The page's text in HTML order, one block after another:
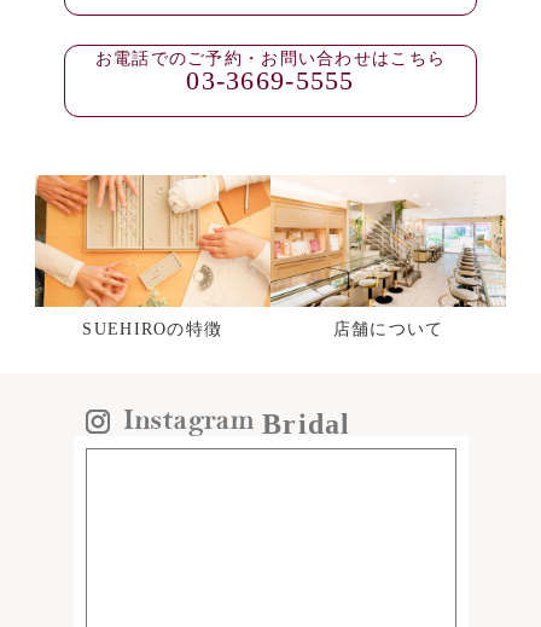
お電話でのご予約・お問い合わせはこちら
03-3669-5555
SUEHIROの特徴 店舗について
Bridal